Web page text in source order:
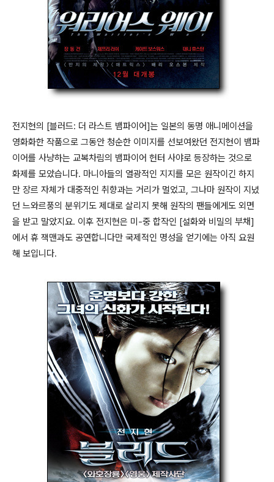
전지현의 [블러드: 더 라스트 뱀파이어]는 일본의 동명 애니메이션을
영화화한 작품으로 그동안 청순한 이미지를 선보여왔던 전지현이 뱀파
이어를 사냥하는 교복차림의 뱀파이어 헌터 사야로 등장하는 것으로
화제를 모았습니다. 마니아들의 열광적인 지지를 모은 원작이긴 하지
만 장르 자체가 대중적인 취향과는 거리가 멀었고, 그나마 원작이 지녔
던 느와르풍의 분위기도 제대로 살리지 못해 원작의 팬들에게도 외면
을 받고 말았지요. 이후 전지현은 미-중 합작인 [설화와 비밀의 부채]
에서 휴 잭맨과도 공연합니다만 국제적인 명성을 얻기에는 아직 요원
해 보입니다.